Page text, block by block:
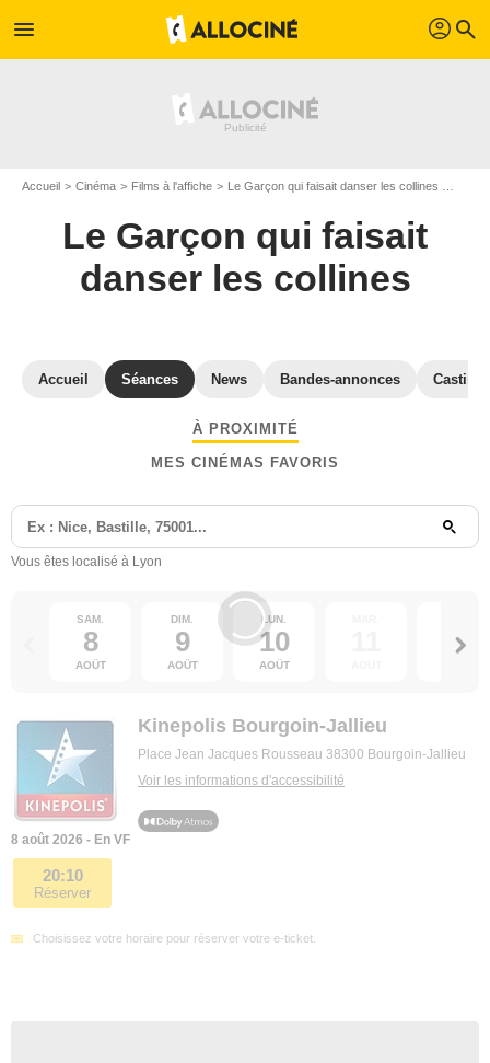
menu profil search
Accueil Cinéma Films à l'affiche Le Garçon qui faisait danser les collines
Le Garçon qui faisait
danser les collines
Accueil Séances News Bandes-annonces Casting
À PROXIMITÉ
MES CINÉMAS FAVORIS
Vous êtes localisé à Lyon
SAM.
8
AOÛT
DIM.
9
AOÛT
LUN.
10
AOÛT
12
Kinepolis Bourgoin-Jallieu
Place Jean Jacques Rousseau 38300 Bourgoin-Jallieu
Voir les informations d'accessibilité
8 août 2026 - En VF
20:10
Réserver
Choisissez votre horaire pour réserver votre e-ticket.